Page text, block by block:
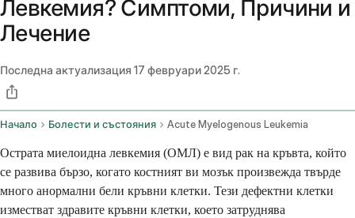
Левкемия? Симптоми, Причини и
Лечение
Последна актуализация 17 февруари 2025 г.
Начало Болести и състояния Acute Myelogenous Leukemia
Острата миелоидна левкемия (ОМЛ) е вид рак на кръвта, който
се развива бързо, когато костният ви мозък произвежда твърде
много анормални бели кръвни клетки. Тези дефектни клетки
изместват здравите кръвни клетки, което затруднява